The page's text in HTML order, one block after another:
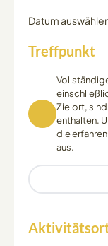
Datum
Treffpunkt
Zielort,
enthalten.
die
aus.